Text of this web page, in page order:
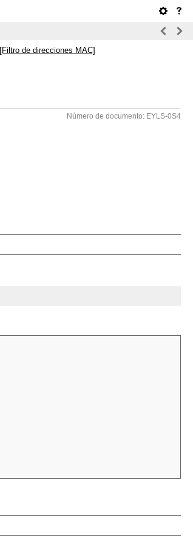
[Filtro de direcciones MAC]
Número de documento: EYLS-0S4